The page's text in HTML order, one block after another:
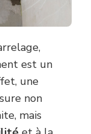
est un
une
non
mais